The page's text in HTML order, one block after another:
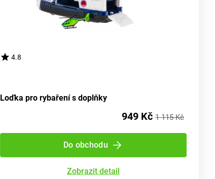
4.8
Loďka pro rybaření s doplňky
949 Kč 1 115 Kč
Do obchodu
Zobrazit detail